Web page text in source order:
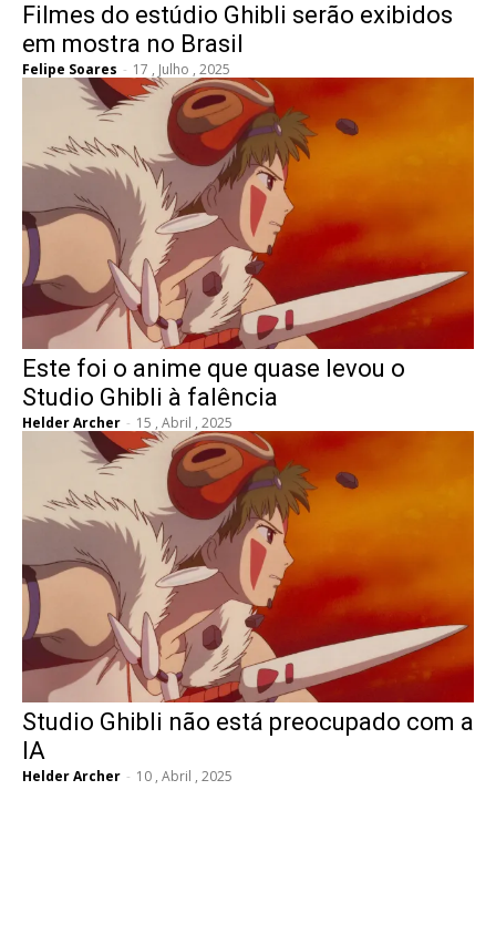
Filmes do estúdio Ghibli serão exibidos
em mostra no Brasil
Felipe Soares - 17 , Julho , 2025
Este foi o anime que quase levou o
Studio Ghibli à falência
Helder Archer - 15 , Abril , 2025
Studio Ghibli não está preocupado com a
IA
Helder Archer - 10 , Abril , 2025